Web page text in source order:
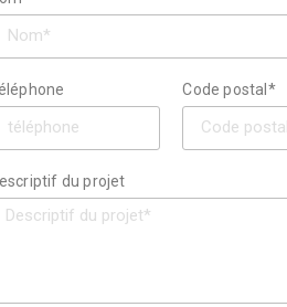
Code postal*
du projet